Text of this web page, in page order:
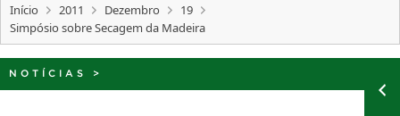
CONCURSOS
INTERNACIONAL
Início 2011 Dezembro
19
Simpósio sobre Secagem da Madeira
NOTÍCIAS >